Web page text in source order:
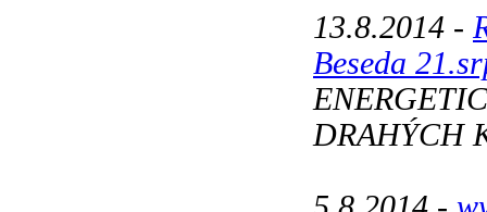
13.8.2014 -
Beseda
DRAHÝCH